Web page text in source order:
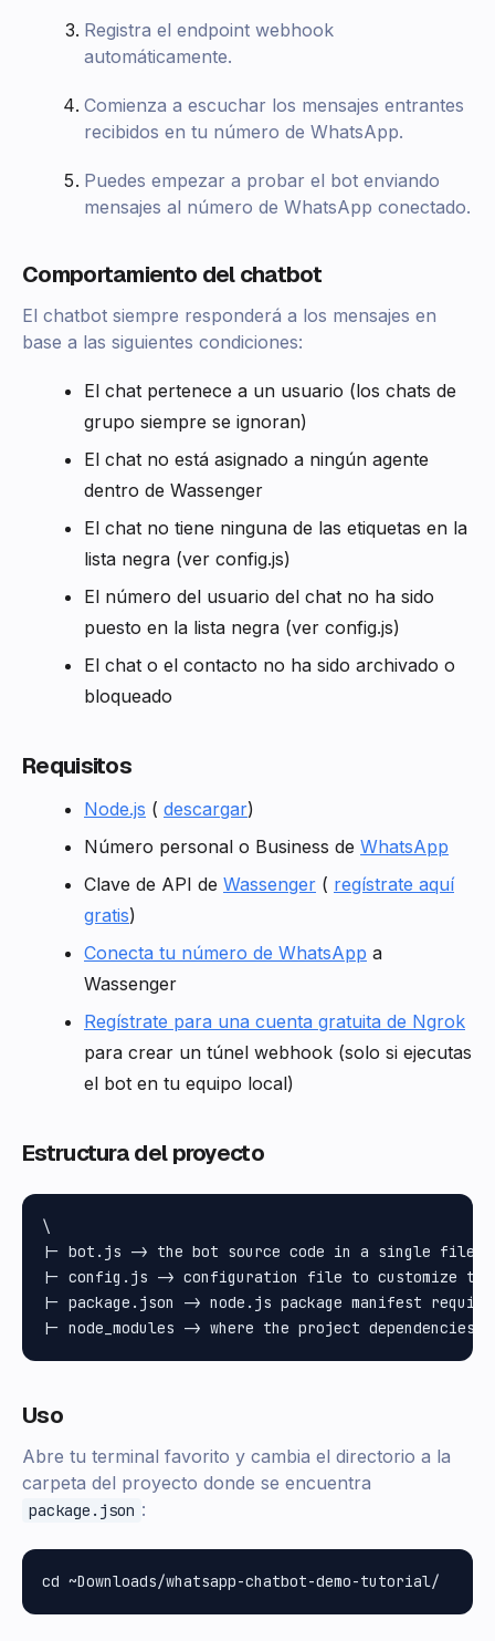
Registra el endpoint webhook
automáticamente.
Comienza a escuchar los mensajes entrantes
recibidos en tu número de WhatsApp.
Puedes empezar a probar el bot enviando
mensajes al número de WhatsApp conectado.
Comportamiento del chatbot
El chatbot siempre responderá a los mensajes en
base a las siguientes condiciones:
El chat pertenece a un usuario (los chats de
grupo siempre se ignoran)
El chat no está asignado a ningún agente
dentro de Wassenger
El chat no tiene ninguna de las etiquetas en la
lista negra (ver config.js)
El número del usuario del chat no ha sido
puesto en la lista negra (ver config.js)
El chat o el contacto no ha sido archivado o
bloqueado
Requisitos
Node.js ( descargar)
Número personal o Business de WhatsApp
Clave de API de Wassenger ( regístrate aquí
gratis)
Conecta tu número de WhatsApp a
Wassenger
Regístrate para una cuenta gratuita de Ngrok
para crear un túnel webhook (solo si ejecutas
el bot en tu equipo local)
Estructura del proyecto
\
|- bot.js -> the bot source code in a single file
|- config.js -> configuration file to customize the
|- package.json -> node.js package manifest
Uso
Abre tu terminal favorito y cambia el directorio a la
carpeta del proyecto donde se encuentra
package.json :